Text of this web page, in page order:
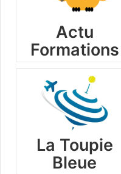
Actu
Formations
La Toupie
Bleue